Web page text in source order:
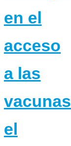
en el
acceso
a las
el